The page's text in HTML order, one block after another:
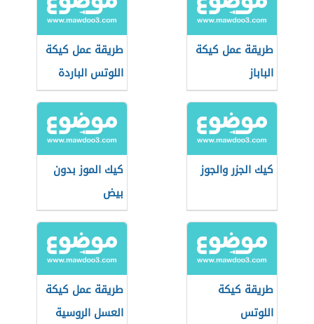
طريقة عمل كيكة
الباباز
طريقة عمل كيكة
اللوتس الباردة
كيك الجزر والجوز
كيك الموز بدون
بيض
طريقة كيكة
اللوتس
طريقة عمل كيكة
العسل الروسية